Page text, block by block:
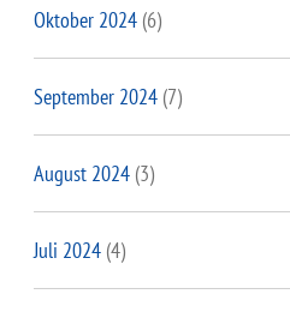
Oktober 2024(6)
September 2024(7)
August 2024(3)
Juli 2024(4)